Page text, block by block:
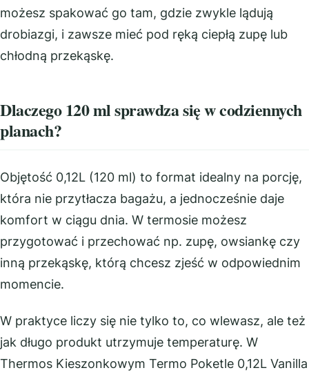
możesz spakować go tam, gdzie zwykle lądują
drobiazgi, i zawsze mieć pod ręką ciepłą zupę lub
chłodną przekąskę.
Dlaczego 120 ml sprawdza się w codziennych
planach?
Objętość 0,12L (120 ml) to format idealny na porcję,
która nie przytłacza bagażu, a jednocześnie daje
komfort w ciągu dnia. W termosie możesz
przygotować i przechować np. zupę, owsiankę czy
inną przekąskę, którą chcesz zjeść w odpowiednim
momencie.
W praktyce liczy się nie tylko to, co wlewasz, ale też
jak długo produkt utrzymuje temperaturę. W
Thermos Kieszonkowym Termo Poketle 0,12L Vanilla